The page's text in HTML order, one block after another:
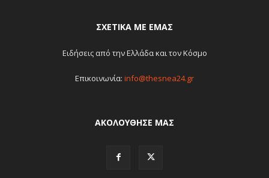
ΣΧΕΤΙΚΆ ΜΕ ΕΜΆΣ
Ειδήσεις από την Ελλάδα και τον Κόσμο
Επικοινωνία: info@thesnea24.gr
ΑΚΟΛΟΥΘΗΣΕ ΜΑΣ